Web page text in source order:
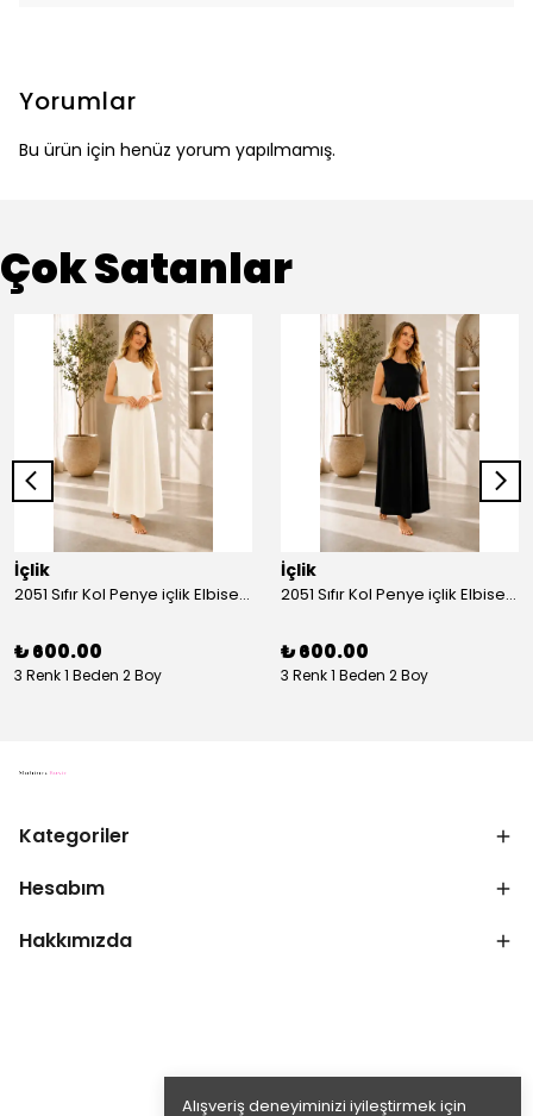
Alışveriş deneyiminizi iyileştirmek için
Yorumlar
Bu ürün için henüz yorum yapılmamış.
Çok Satanlar
İçlik
2051 Sıfır Kol Penye içlik Elbise - Ekru
₺ 600.00
3 Renk 1 Beden 2 Boy
İçlik
2051 Sıfır Kol Penye içlik Elbise - Siyah
₺ 600.00
3 Renk 1 Beden 2 Boy
Kategoriler
Hesabım
Hakkımızda